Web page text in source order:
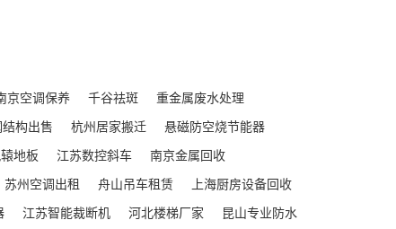
京空调保养 千谷祛斑 重金属废水处理
构出售 杭州居家搬迁 悬磁防空烧节能器
地板 江苏数控斜车 南京金属回收
苏州空调出租 舟山吊车租赁 上海厨房设备回收
江苏智能裁断机 河北楼梯厂家 昆山专业防水